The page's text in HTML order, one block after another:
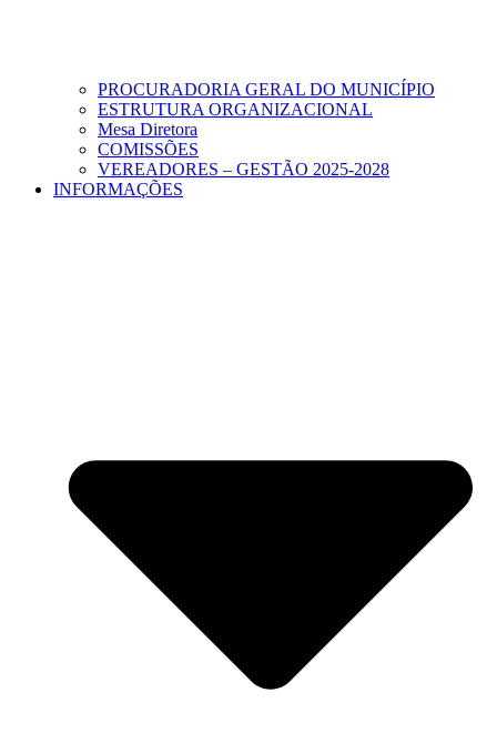
PROCURADORIA GERAL DO MUNICÍPIO
ESTRUTURA ORGANIZACIONAL
Mesa Diretora
COMISSÕES
VEREADORES – GESTÃO 2025-2028
INFORMAÇÕES